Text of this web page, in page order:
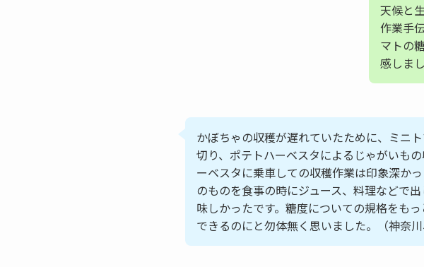
天候と
作業手
マトの
感しま
かぼちゃの収穫が遅れていたために、ミニ
切り、ポテトハーベスタによるじゃがいも
ーベスタに乗車しての収穫作業は印象深か
のものを食事の時にジュース、料理などで
味しかったです。糖度についての規格をも
できるのにと勿体無く思いました。（神奈川